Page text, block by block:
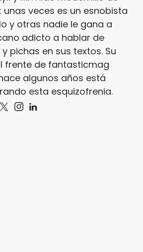
unas veces es un esnobista
y otras nadie le gana a
adicto a hablar de
pichas en sus textos. Su
frente de fantasticmag
algunos años está
esta esquizofrenia.